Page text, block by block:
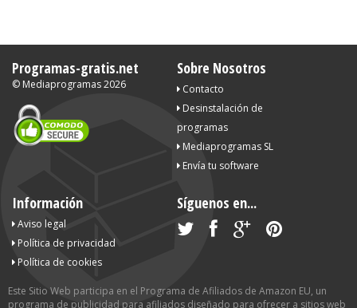
Programas-gratis.net
© Mediaprogramas2026
Sobre Nosotros
Contacto
Desinstalación de
programas
Mediaprogramas SL
Envía tu software
Información
Aviso legal
Política de privacidad
Política de cookies
Síguenos en...
Este Sitio Web participa en el Programa de Afiliados de Amazon EU, un
programa de publicidad para afiliados diseñado para ofrecer a sitios web